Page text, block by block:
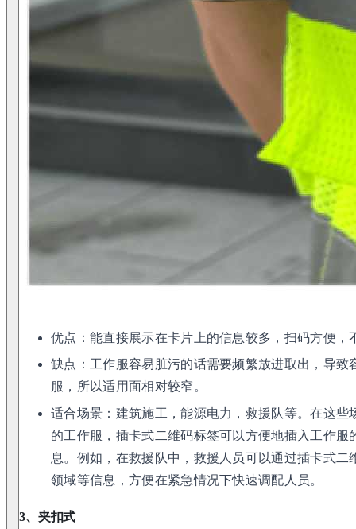
优点：能直接展示在卡片上的信息较多，扫码方便，
缺点：工作服容易脏污的话需要频繁放进取出，导
服，所以适用面相对较窄。
适合场景：建筑施工，能源电力，救援队等。在这
的工作服，插卡式二维码标签可以方便地插入工作
息。例如，在救援队中，救援人员可以通过插卡式
领域等信息，方便在紧急情况下快速调配人员。
3、夹扣式